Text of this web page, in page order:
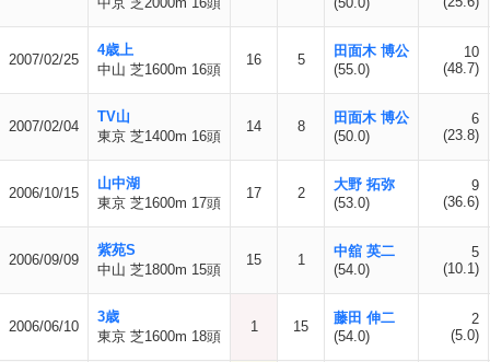
2007/02/25
4歳上
中山 芝1600m 16頭
16 5
田面木 博公
(55.0)
10
(48.7)
2007/02/04
TV山
東京 芝1400m 16頭
14 8
田面木 博公
(50.0)
6
(23.8)
2006/10/15
山中湖
東京 芝1600m 17頭
17 2
大野 拓弥
(53.0)
9
(36.6)
2006/09/09
紫苑S
中山 芝1800m 15頭
15 1
中舘 英二
(54.0)
5
(10.1)
2006/06/10
3歳
東京 芝1600m 18頭
1 15
藤田 伸二
(54.0)
2
(5.0)